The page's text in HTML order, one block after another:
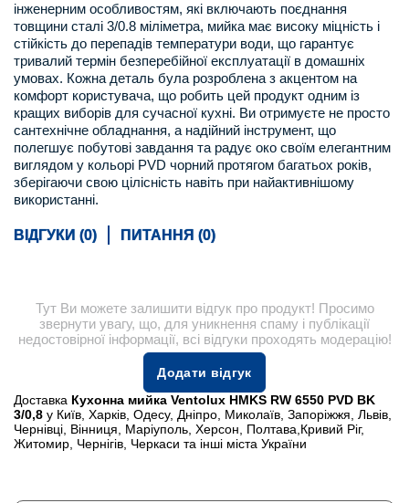
інженерним особливостям, які включають поєднання
товщини сталі 3/0.8 міліметра, мийка має високу міцність і
стійкість до перепадів температури води, що гарантує
тривалий термін безперебійної експлуатації в домашніх
умовах. Кожна деталь була розроблена з акцентом на
комфорт користувача, що робить цей продукт одним із
кращих виборів для сучасної кухні. Ви отримуєте не просто
сантехнічне обладнання, а надійний інструмент, що
полегшує побутові завдання та радує око своїм елегантним
виглядом у кольорі PVD чорний протягом багатьох років,
зберігаючи свою цілісність навіть при найактивнішому
використанні.
ВІДГУКИ (0) ПИТАННЯ (0)
Тут Ви можете залишити відгук про продукт! Просимо
звернути увагу, що, для уникнення спаму і публікації
недостовірної інформації, всі відгуки проходять модерацію!
Додати відгук
Доставка Кухонна мийка Ventolux HMKS RW 6550 PVD BK
3/0,8 у Київ, Харків, Одесу, Дніпро, Миколаїв, Запоріжжя, Львів,
Чернівці, Вінниця, Маріуполь, Херсон, Полтава,Кривий Ріг,
Житомир, Чернігів, Черкаси та інші міста України